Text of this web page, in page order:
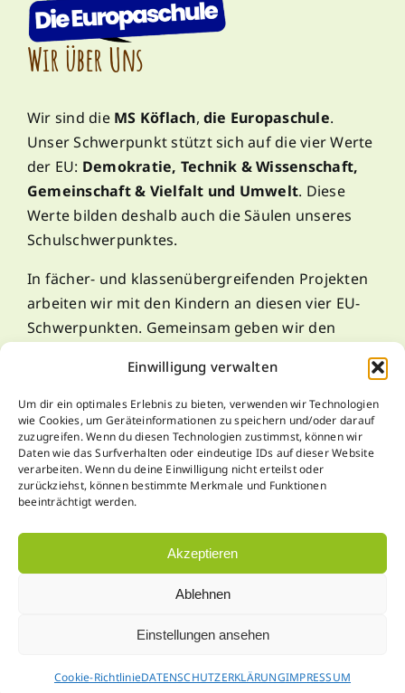
Einwilligung verwalten
Um dir ein optimales Erlebnis zu bieten, verwenden wir Technologien
wie Cookies, um Geräteinformationen zu speichern und/oder darauf
zuzugreifen. Wenn du diesen Technologien zustimmst, können wir
Daten wie das Surfverhalten oder eindeutige IDs auf dieser Website
verarbeiten. Wenn du deine Einwilligung nicht erteilst oder
zurückziehst, können bestimmte Merkmale und Funktionen
beeinträchtigt werden.
Akzeptieren
Ablehnen
Einstellungen ansehen
Cookie-RichtlinieDATENSCHUTZERKLÄRUNGIMPRESSUM
Wir über Uns
Wir sind die MS Köflach, die Europaschule.
Unser Schwerpunkt stützt sich auf die vier Werte
der EU: Demokratie, Technik & Wissenschaft,
Gemeinschaft & Vielfalt und Umwelt. Diese
Werte bilden deshalb auch die Säulen unseres
Schulschwerpunktes.
In fächer- und klassenübergreifenden Projekten
arbeiten wir mit den Kindern an diesen vier EU-
Schwerpunkten. Gemeinsam geben wir den
Kontakt
T: +43 (0) 3144 – 3343 (7.30 bis 12.30)
Copyright 2026 |Mittelschule Köflach| Theme byAvada